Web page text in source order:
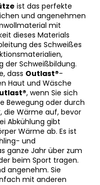
ist das perfekte
und angenehmen
mit
dieses Materials
des Schweißes
der Schweißbildung.
dass Outlast®-
Haut und Wäsche
, wenn Sie sich
Bewegung oder durch
Wärme auf, bevor
Abkühlung gibt
Wärme ab. Es ist
und
ganze Jahr über zum
beim Sport tragen.
angenehm. Sie
mit anderen